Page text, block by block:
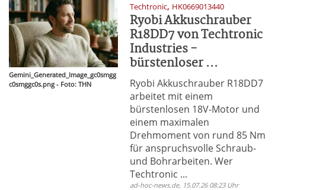
Gemini_Generated_Image_gc0smgg
c0smggc0s.png - Foto: THN
Techtronic, HK0669013440
Ryobi Akkuschrauber
R18DD7 von Techtronic
Industries -
bürstenloser ...
Ryobi Akkuschrauber R18DD7
arbeitet mit einem
bürstenlosen 18V-Motor und
einem maximalen
Drehmoment von rund 85 Nm
für anspruchsvolle Schraub-
und Bohrarbeiten. Wer
Techtronic ...
ad-hoc-news.de, 15.07.26 08:23 Uhr